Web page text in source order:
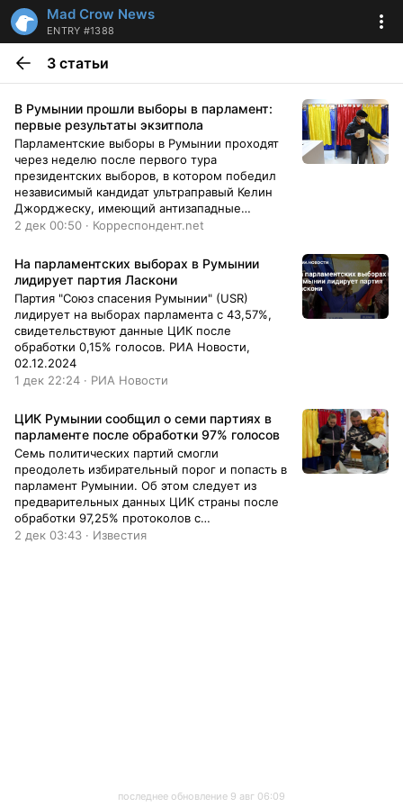
Mad Crow News
ENTRY #1388
3 статьи
В Румынии прошли выборы в парламент:
первые результаты экзитпола
Парламентские выборы в Румынии проходят
через неделю после первого тура
президентских выборов, в котором победил
независимый кандидат ультраправый Келин
Джорджеску, имеющий антизападные
взгляды.
2 дек 00:50 · Корреспондент.net
На парламентских выборах в Румынии
лидирует партия Ласкони
Партия "Союз спасения Румынии" (USR)
лидирует на выборах парламента с 43,57%,
свидетельствуют данные ЦИК после
обработки 0,15% голосов. РИА Новости,
02.12.2024
1 дек 22:24 · РИА Новости
ЦИК Румынии сообщил о семи партиях в
парламенте после обработки 97% голосов
Семь политических партий смогли
преодолеть избирательный порог и попасть в
парламент Румынии. Об этом следует из
предварительных данных ЦИК страны после
обработки 97,25% протоколов с
избирательных участков в понедельник, 2
2 дек 03:43 · Известия
последнее обновление 9 авг 06:09